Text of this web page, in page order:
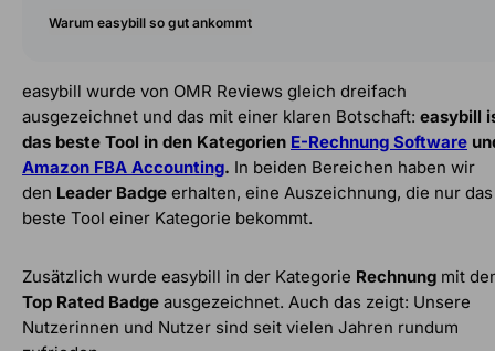
Warum easybill so gut ankommt
easybill wurde von OMR Reviews gleich dreifach
ausgezeichnet und das mit einer klaren Botschaft: easybill
das beste Tool in den Kategorien E-Rechnung Software
Amazon FBA Accounting. In beiden Bereichen haben wir
den Leader Badge erhalten, eine Auszeichnung, die nur das
beste Tool einer Kategorie bekommt.
Zusätzlich wurde easybill in der Kategorie Rechnung mit
Top Rated Badge ausgezeichnet. Auch das zeigt: Unsere
Nutzerinnen und Nutzer sind seit vielen Jahren rundum